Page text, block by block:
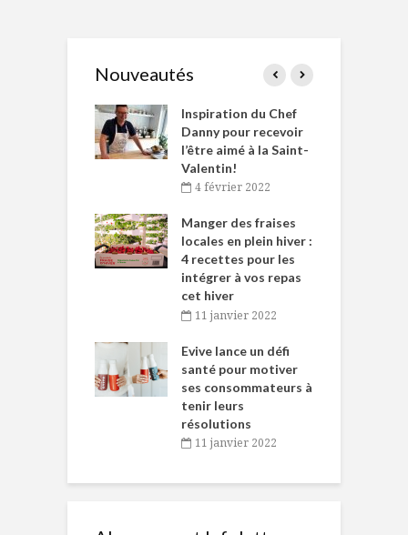
Nouveautés
Inspiration du Chef
Danny pour recevoir
l’être aimé à la Saint-
Valentin!
4 février 2022
Manger des fraises
locales en plein hiver :
4 recettes pour les
intégrer à vos repas
cet hiver
11 janvier 2022
Evive lance un défi
santé pour motiver
ses consommateurs à
tenir leurs
résolutions
11 janvier 2022